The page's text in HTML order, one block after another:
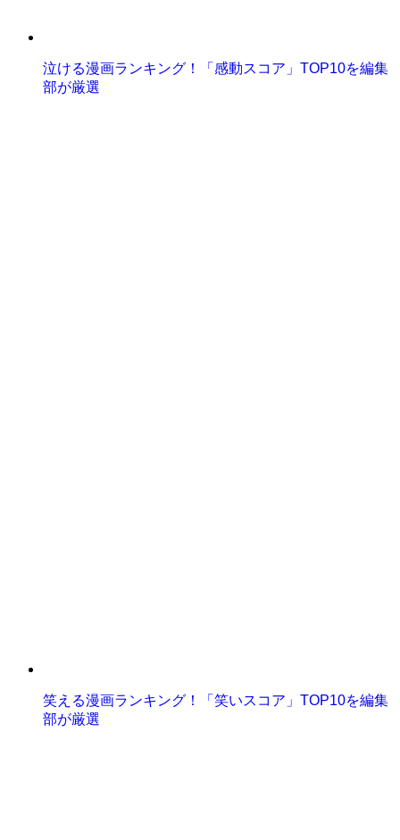
泣ける漫画ランキング！「感動スコア」TOP10を編集
部が厳選
笑える漫画ランキング！「笑いスコア」TOP10を編集
部が厳選